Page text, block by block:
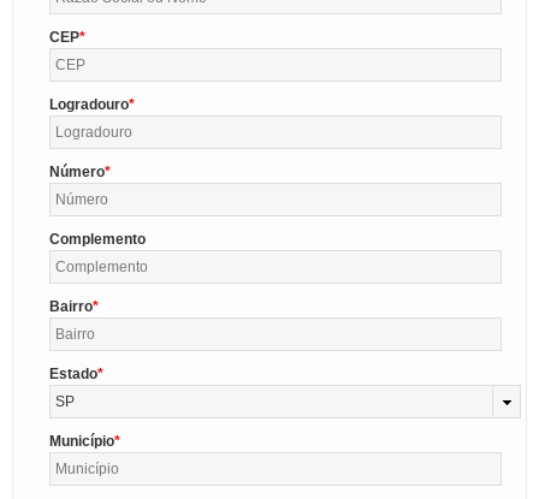
CEP
Logradouro
Número
Complemento
Bairro
Estado
SP
Município